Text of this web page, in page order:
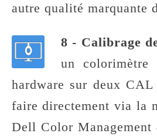
autre qualité marquante
8 - Calibrage
un
hardware sur deux
faire directement via la
Dell Color